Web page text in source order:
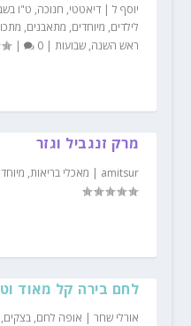
יוסף ל| דיאטטי, חנוכה, ט"ו
לילדים, מיוחדים, מתאבנים,
ראש השנה, שבועות|
0
|
מרק זנגביל וגזר
amitsur
| מאכלי בריאות,
לחם בירה קל מאוד
אורלי שחר| אופה לחם, בצקים,